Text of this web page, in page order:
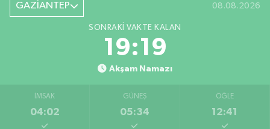
GAZİANTEP 08.08.2026
SONRAKI VAKTE KALAN
19:18
Akşam Namazı
İMSAK
04:02
GÜNEŞ
05:34
ÖĞLE
12:41